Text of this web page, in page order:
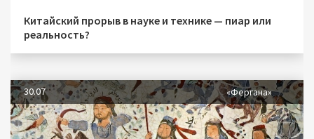
Китайский прорыв в науке и технике — пиар или
реальность?
30.07 «Фергана»